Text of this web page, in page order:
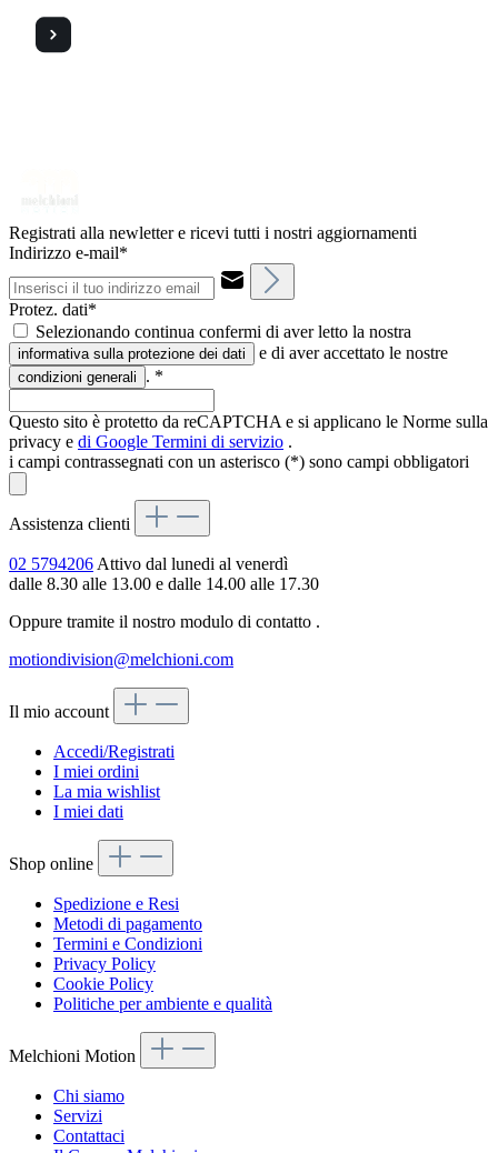
Registrati alla newletter e ricevi tutti i nostri aggiornamenti
Indirizzo e-mail*
Protez. dati*
Selezionando continua confermi di aver letto la nostra
informativa sulla protezione dei dati e di aver accettato le nostre
condizioni generali . *
Questo sito è protetto da reCAPTCHA e si applicano le Norme sulla
privacy e di Google Termini di servizio .
i campi contrassegnati con un asterisco (*) sono campi obbligatori
Assistenza clienti
02 5794206Attivo dal lunedi al venerdì
dalle 8.30 alle 13.00 e dalle 14.00 alle 17.30
Oppure tramite il nostro modulo di contatto .
motiondivision@melchioni.com
Il mio account
Accedi/Registrati
I miei ordini
La mia wishlist
I miei dati
Shop online
Spedizione e Resi
Metodi di pagamento
Termini e Condizioni
Privacy Policy
Cookie Policy
Politiche per ambiente e qualità
Melchioni Motion
Chi siamo
Servizi
Contattaci